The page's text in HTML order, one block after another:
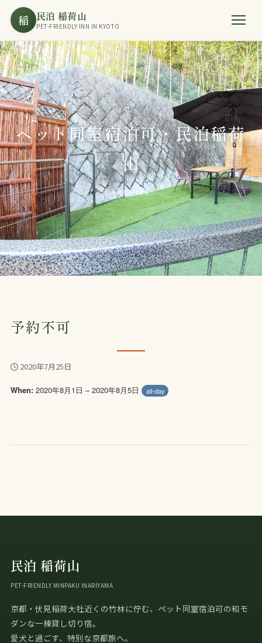
稲 民泊 稲荷山
PET-FRIENDLY INN IN KYOTO
ペット同室宿泊可・民泊稲荷
山
ARCHIVE
予約不可
2020年7月25日
When: 2020年8月1日 – 2020年8月5日 all-day
民泊 稲荷山
PET-FRIENDLY MINPAKU INARIYAMA
京都・伏見稲荷大社近くの竹林に佇む、ペット同室宿泊可の和モ
ダンな一棟貸し切り宿。
愛犬と過ごす、特別な京都旅へ。